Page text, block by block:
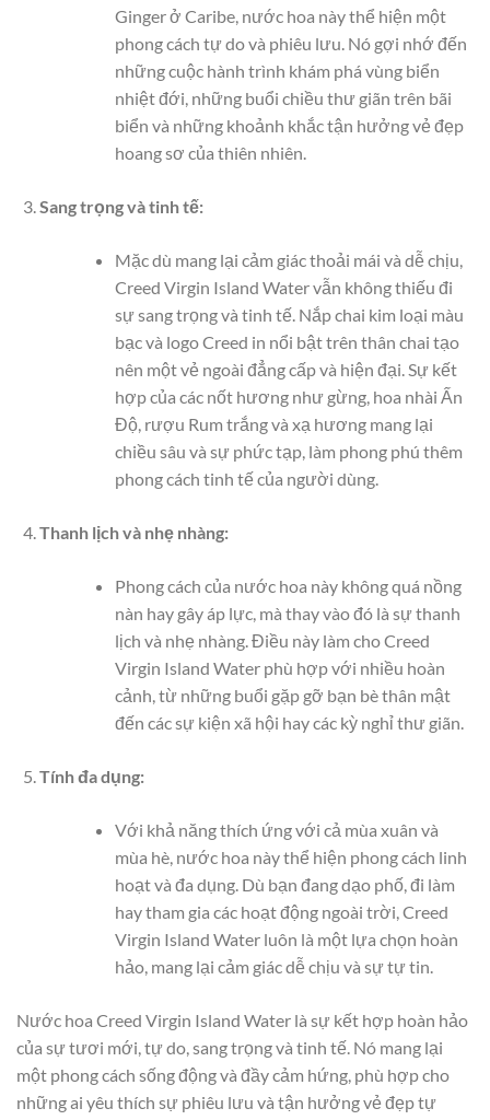
Ginger ở Caribe, nước hoa này thể hiện một
phong cách tự do và phiêu lưu. Nó gợi nhớ đến
những cuộc hành trình khám phá vùng biển
nhiệt đới, những buổi chiều thư giãn trên bãi
biển và những khoảnh khắc tận hưởng vẻ đẹp
hoang sơ của thiên nhiên.
Sang trọng và tinh tế:
Mặc dù mang lại cảm giác thoải mái và dễ chịu,
Creed Virgin Island Water vẫn không thiếu đi
sự sang trọng và tinh tế. Nắp chai kim loại màu
bạc và logo Creed in nổi bật trên thân chai tạo
nên một vẻ ngoài đẳng cấp và hiện đại. Sự kết
hợp của các nốt hương như gừng, hoa nhài Ấn
Độ, rượu Rum trắng và xạ hương mang lại
chiều sâu và sự phức tạp, làm phong phú thêm
phong cách tinh tế của người dùng.
Thanh lịch và nhẹ nhàng:
Phong cách của nước hoa này không quá nồng
nàn hay gây áp lực, mà thay vào đó là sự thanh
lịch và nhẹ nhàng. Điều này làm cho Creed
Virgin Island Water phù hợp với nhiều hoàn
cảnh, từ những buổi gặp gỡ bạn bè thân mật
đến các sự kiện xã hội hay các kỳ nghỉ thư giãn.
Tính đa dụng:
Với khả năng thích ứng với cả mùa xuân và
mùa hè, nước hoa này thể hiện phong cách linh
hoạt và đa dụng. Dù bạn đang dạo phố, đi làm
hay tham gia các hoạt động ngoài trời, Creed
Virgin Island Water luôn là một lựa chọn hoàn
hảo, mang lại cảm giác dễ chịu và sự tự tin.
Nước hoa Creed Virgin Island Water là sự kết hợp hoàn hảo
của sự tươi mới, tự do, sang trọng và tinh tế. Nó mang lại
một phong cách sống động và đầy cảm hứng, phù hợp cho
những ai yêu thích sự phiêu lưu và tận hưởng vẻ đẹp tự